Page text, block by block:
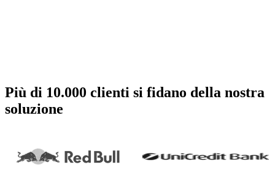
Più di 10.000 clienti si fidano della nostra
soluzione